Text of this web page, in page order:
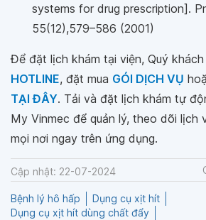
systems for drug prescription].
55(12),579–586 (2001)
Để đặt lịch khám tại viện, Quý
HOTLINE, đặt mua GÓI DỊCH VỤ
TẠI ĐÂY. Tải và đặt lịch khám tự
My Vinmec để quản lý, theo dõi lịch
mọi nơi ngay trên ứng dụng.
Cập nhật: 22-07-2024
Bệnh lý hô hấp
Dụng cụ xịt hít
Dụng cụ xịt hít dùng chất đẩy